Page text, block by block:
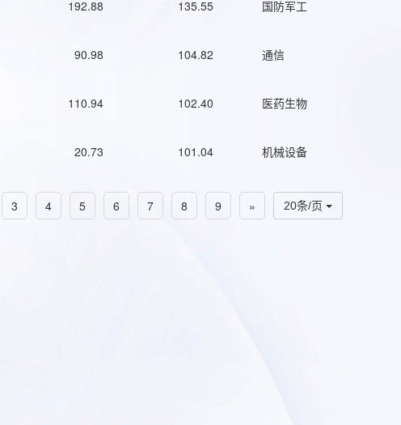
192.88 135.55 国防军工
90.98 104.82 通信
110.94 102.40 医药生物
20.73 101.04 机械设备
20条/页
3 4 5 6 7 8 9 »